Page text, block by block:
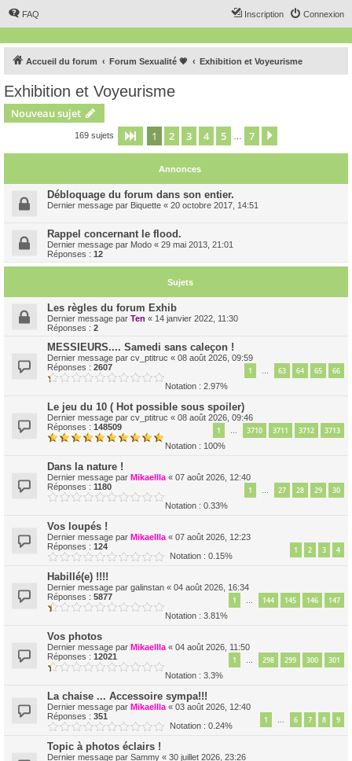
FAQ Connexion
Inscription
Accueil du forum Forum Sexualité 💗 Exhibition et Voyeurisme
Exhibition et Voyeurisme
Nouveau sujet
169 sujets Page 1sur7
1 2 3 4 5 7
Annonces
Débloquage du forum dans son entier.
Dernier message par Biquette « 20 octobre 2017, 14:51
Rappel concernant le flood.
Dernier message par Modo « 29 mai 2013, 21:01
Réponses : 12
Sujets
Les règles du forum Exhib
Dernier message par Ten « 14 janvier 2022, 11:30
Réponses : 2
MESSIEURS.... Samedi sans caleçon !
Dernier message par cv_ptitruc « 08 août 2026, 09:59
Réponses : 2607 1 … 63 64 65 66
Notation : 2.97%
Le jeu du 10 ( Hot possible sous spoiler)
Dernier message par cv_ptitruc « 08 août 2026, 09:46
Réponses : 148509 1 … 3710 3711 3712 3713
Notation : 100%
Dans la nature !
Dernier message par Mikaellla « 07 août 2026, 12:40
Réponses : 1180 1 … 27 28 29 30
Notation : 0.33%
Vos loupés !
Dernier message par Mikaellla « 07 août 2026, 12:23
Réponses : 124 1 2 3 4
Notation : 0.15%
Habillé(e) !!!!
Dernier message par galinstan « 04 août 2026, 16:34
Réponses : 5877 1 … 144 145 146 147
Notation : 3.81%
Vos photos
Dernier message par Mikaellla « 04 août 2026, 11:50
Réponses : 12021 1 … 298 299 300 301
Notation : 3.3%
La chaise ... Accessoire sympa!!!
Dernier message par Mikaellla « 03 août 2026, 12:40
Réponses : 351 1 … 6 7 8 9
Notation : 0.24%
Topic à photos éclairs !
Dernier message par Sammy « 30 juillet 2026, 23:26